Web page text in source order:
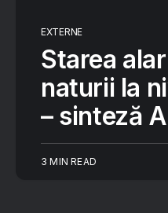
EXTERNE
Starea
naturii la
– sinteză
3 MIN READ